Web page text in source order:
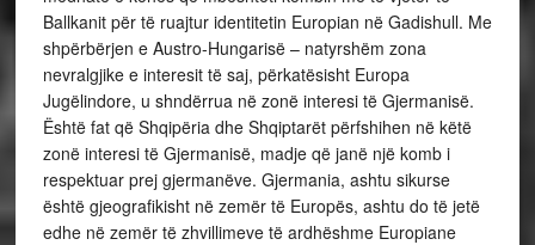
Ballkanit për të ruajtur identitetin Europian në Gadishull. Me
shpërbërjen e Austro-Hungarisë – natyrshëm zona
nevralgjike e interesit të saj, përkatësisht Europa
Jugëlindore, u shndërrua në zonë interesi të Gjermanisë.
Është fat që Shqipëria dhe Shqiptarët përfshihen në këtë
zonë interesi të Gjermanisë, madje që janë një komb i
respektuar prej gjermanëve. Gjermania, ashtu sikurse
është gjeografikisht në zemër të Europës, ashtu do të jetë
edhe në zemër të zhvillimeve të ardhëshme Europiane